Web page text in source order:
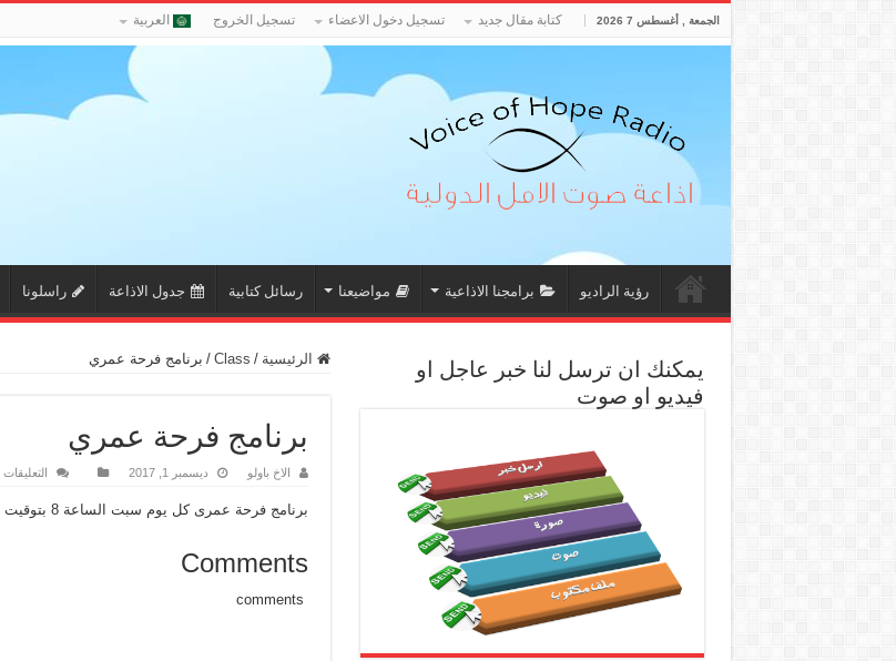
الجمعة , أغسطس 7 2026 كتابة مقال جديد تسجيل دخول الاعضاء تسجيل الخروج العربية
رؤية الراديو برامجنا الاذاعية مواضيعنا رسائل كتابية جدول الاذاعة راسلونا
الرئيسية /
Class
/ برنامج فرحة عمري
برنامج فرحة عمري
الاخ باولو ديسمبر 1, 2017 التعليقات
برنامج فرحة عمرى كل يوم سبت الساعة 8 بتوقيت مصر 9 بتوقيت قبرص تقدمة الاخت سناء عيسي
Comments
يمكنك ان ترسل لنا خبر عاجل او
فيديو او صوت